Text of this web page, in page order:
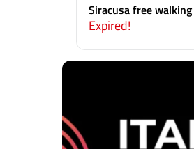
Siracusa free
Expired!